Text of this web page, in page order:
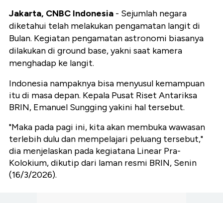
Jakarta, CNBC Indonesia - Sejumlah negara
diketahui telah melakukan pengamatan langit di
Bulan. Kegiatan pengamatan astronomi biasanya
dilakukan di ground base, yakni saat kamera
menghadap ke langit.
Indonesia nampaknya bisa menyusul kemampuan
itu di masa depan. Kepala Pusat Riset Antariksa
BRIN, Emanuel Sungging yakini hal tersebut.
"Maka pada pagi ini, kita akan membuka wawasan
terlebih dulu dan mempelajari peluang tersebut,"
dia menjelaskan pada kegiatana Linear Pra-
Kolokium, dikutip dari laman resmi BRIN, Senin
(16/3/2026).